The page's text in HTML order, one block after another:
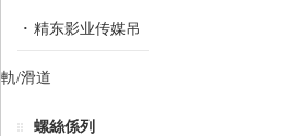
精东影业传媒吊
軌/滑道
螺絲係列